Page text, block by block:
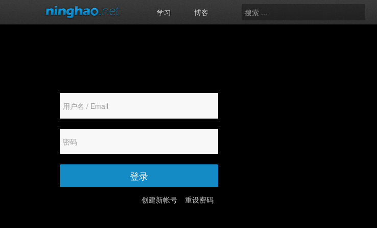
学习 博客
创建新帐号 重设密码
登录